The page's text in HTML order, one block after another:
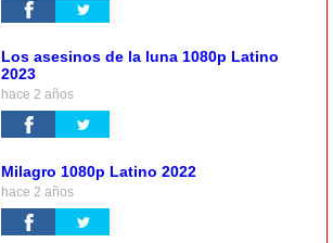
Los asesinos de la luna 1080p Latino
2023
hace 2 años
Milagro 1080p Latino 2022
hace 2 años